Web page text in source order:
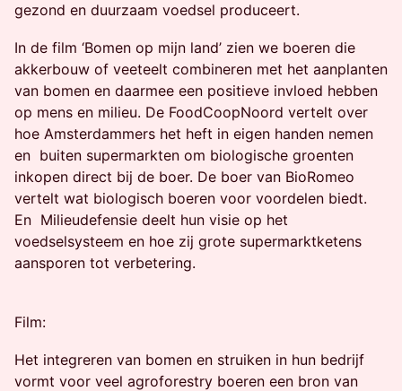
gezond en duurzaam voedsel produceert.
In de film ‘Bomen op mijn land’ zien we boeren die
akkerbouw of veeteelt combineren met het aanplanten
van bomen en daarmee een positieve invloed hebben
op mens en milieu. De FoodCoopNoord vertelt over
hoe Amsterdammers het heft in eigen handen nemen
en buiten supermarkten om biologische groenten
inkopen direct bij de boer. De boer van BioRomeo
vertelt wat biologisch boeren voor voordelen biedt.
En Milieudefensie deelt hun visie op het
voedselsysteem en hoe zij grote supermarktketens
aansporen tot verbetering.
Film:
Het integreren van bomen en struiken in hun bedrijf
vormt voor veel agroforestry boeren een bron van